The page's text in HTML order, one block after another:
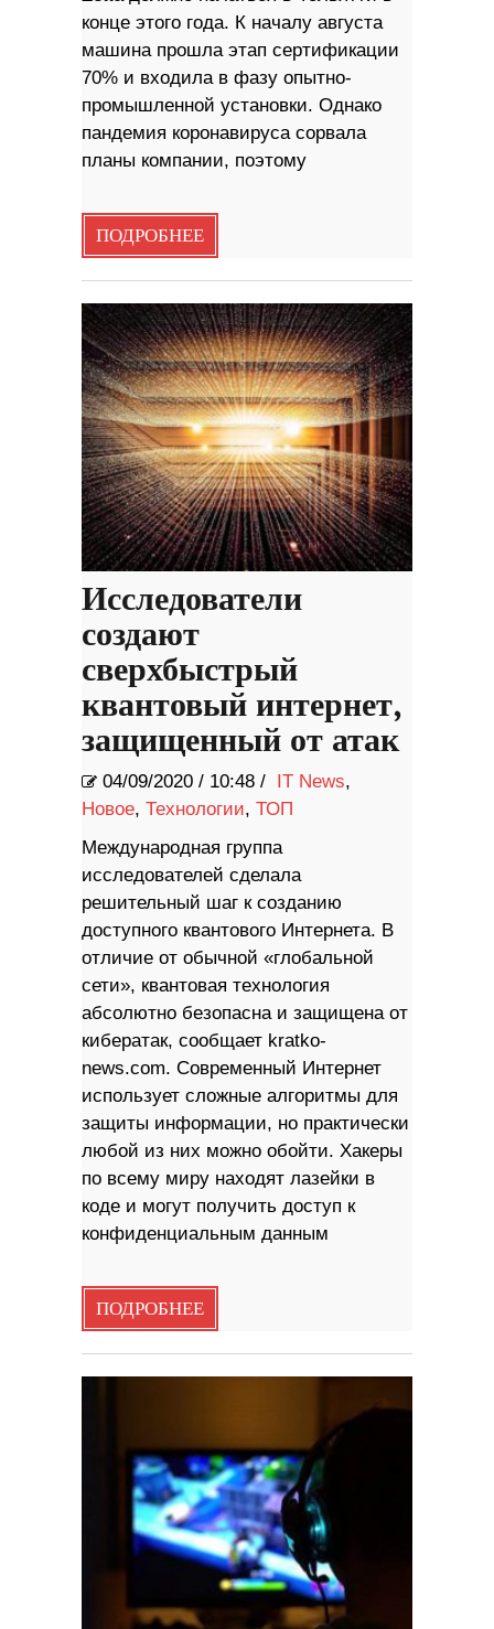
конце этого года. К началу августа
машина прошла этап сертификации
70% и входила в фазу опытно-
промышленной установки. Однако
пандемия коронавируса сорвала
планы компании, поэтому
ПОДРОБНЕЕ
Исследователи
создают
сверхбыстрый
квантовый интернет,
защищенный от атак
04/09/2020 / 10:48 / IT News,
Новое, Технологии, ТОП
Международная группа
исследователей сделала
решительный шаг к созданию
доступного квантового Интернета. В
отличие от обычной «глобальной
сети», квантовая технология
абсолютно безопасна и защищена от
кибератак, сообщает kratko-
news.com. Современный Интернет
использует сложные алгоритмы для
защиты информации, но практически
любой из них можно обойти. Хакеры
по всему миру находят лазейки в
коде и могут получить доступ к
конфиденциальным данным
ПОДРОБНЕЕ